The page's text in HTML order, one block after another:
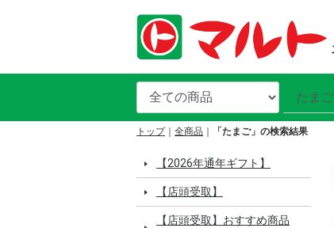
トップ 全商品 「たまご」の検索結果
【2026年通年ギフト】
【店頭受取】
【店頭受取】おすすめ商品